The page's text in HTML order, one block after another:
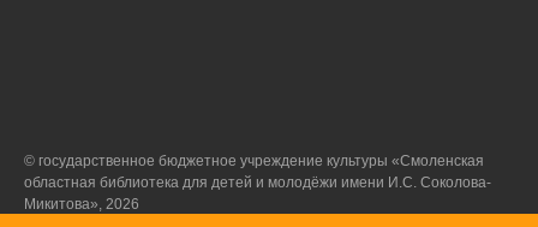
© государственное бюджетное учреждение культуры «Смоленская
областная библиотека для детей и молодёжи имени И.С. Соколова-
Микитова», 2026